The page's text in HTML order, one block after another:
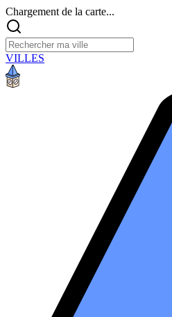
Chargement de la carte...
VILLES